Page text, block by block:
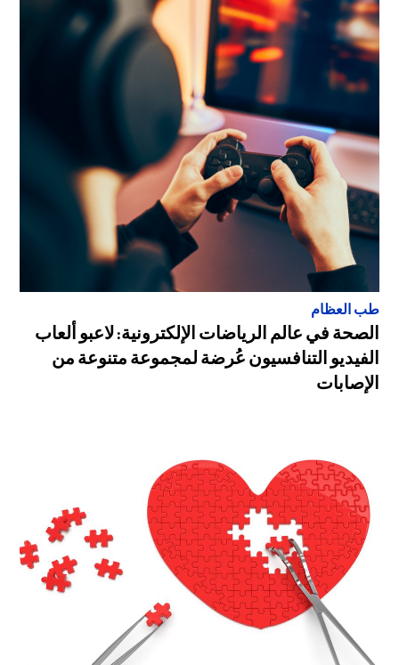
طب العظام
الصحة في عالم الرياضات الإلكترونية: لاعبو ألعاب
الفيديو التنافسيون عُرضة لمجموعة متنوعة من
الإصابات